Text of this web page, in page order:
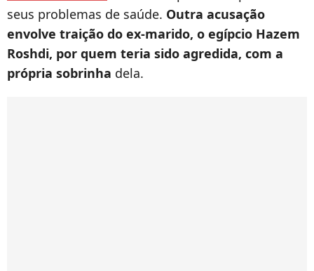
seus problemas de saúde. Outra acusação
envolve traição do ex-marido, o egípcio Hazem
Roshdi, por quem teria sido agredida, com a
própria sobrinha dela.